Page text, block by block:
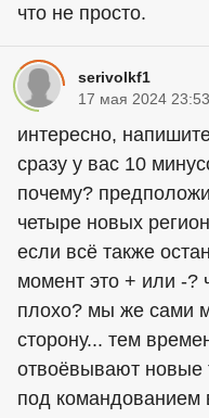
что не просто.
serivolkf1
17 мая 2024 23:53
интересно,
сразу у вас 10
почему?
четыре новых
если всё также
момент это + или -?
плохо? мы же сами
сторону... тем
отвоёвывают новые
под командованием